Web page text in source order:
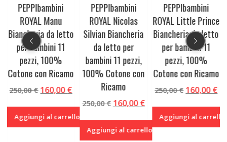
PEPPIbambini
ROYAL Manu
Biancheria da letto
per bambini 11
pezzi, 100%
Cotone con Ricamo
250,00€ Il
originale
era:
160,00€Il
prezzo
attuale
è:
160,00 €.
Aggiungi al carrello
PEPPIbambini
ROYAL Nicolas
Silvian Biancheria
da letto per
bambini 11 pezzi,
100% Cotone con
Ricamo
250,00€ Il
originale
era:
160,00€Il
prezzo
attuale
è:
Aggiungi al carrello
PEPPIbambini
ROYAL Little Prince
Biancheria da letto
per bambini 11
pezzi, 100%
Cotone con Ricamo
250,00€ Il
originale
era:
160,00€Il
è:
Aggiungi al carrello